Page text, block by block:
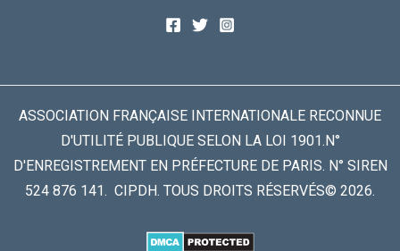
ASSOCIATION FRANÇAISE INTERNATIONALE RECONNUE
D'UTILITÉ PUBLIQUE SELON LA LOI 1901.N°
D'ENREGISTREMENT EN PRÉFECTURE DE PARIS. N° SIREN
524 876 141. CIPDH. TOUS DROITS RÉSERVÉS© 2026.